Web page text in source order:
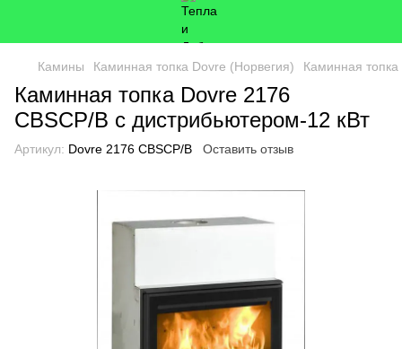
Камины Каминная топка Dovre (Норвегия) Каминная
Каминная топка Dovre 2176
CBSCP/B с дистрибьютером-12 кВт
Артикул: Dovre 2176 CBSCP/B Оставить отзыв